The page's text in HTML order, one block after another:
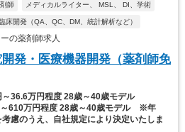
師 メディカルライター、 MSL、 DI、学術
床開発（QA、QC、DM、統計解析など）
の薬剤師求人
開発・医療機器開発（薬剤師免
～36.6万円程度 28歳～40歳モデル
～610万円程度 28歳～40歳モデル ※年
慮のうえ、自社規定により決定いたしま